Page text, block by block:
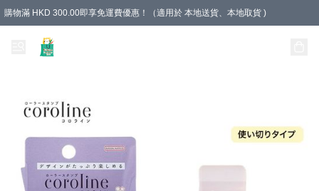
購物滿 HKD 300.00即享免運費優惠！（適用於 本地送貨、本地取貨 )